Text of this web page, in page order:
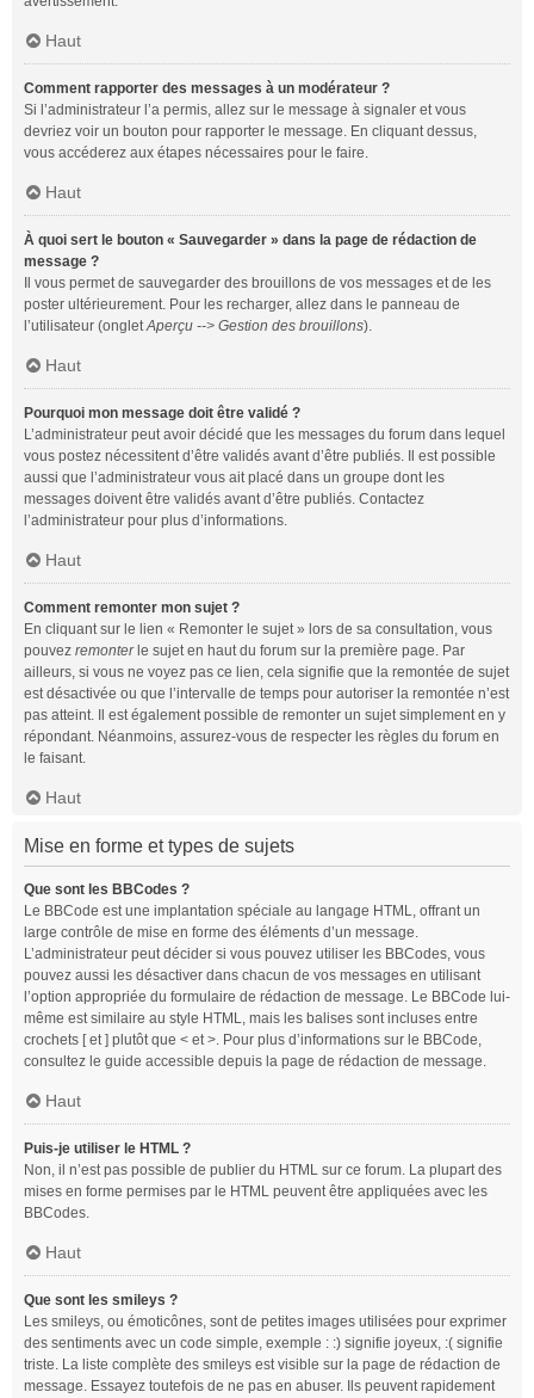
Haut
Comment rapporter des messages à un modérateur ?
Si l’administrateur l’a permis, allez sur le message à signaler et vous
devriez voir un bouton pour rapporter le message. En cliquant dessus,
vous accéderez aux étapes nécessaires pour le faire.
Haut
À quoi sert le bouton « Sauvegarder » dans la page de rédaction de
message ?
Il vous permet de sauvegarder des brouillons de vos messages et de les
poster ultérieurement. Pour les recharger, allez dans le panneau de
l’utilisateur (ongletAperçu --> Gestion des brouillons).
Haut
Pourquoi mon message doit être validé ?
L’administrateur peut avoir décidé que les messages du forum dans lequel
vous postez nécessitent d’être validés avant d’être publiés. Il est possible
aussi que l’administrateur vous ait placé dans un groupe dont les
messages doivent être validés avant d’être publiés. Contactez
l’administrateur pour plus d’informations.
Haut
Comment remonter mon sujet ?
En cliquant sur le lien « Remonter le sujet » lors de sa consultation, vous
pouvez remonterle sujet en haut du forum sur la première page. Par
ailleurs, si vous ne voyez pas ce lien, cela signifie que la remontée de sujet
est désactivée ou que l’intervalle de temps pour autoriser la remontée n’est
pas atteint. Il est également possible de remonter un sujet simplement en y
répondant. Néanmoins, assurez-vous de respecter les règles du forum en
le faisant.
Haut
Mise en forme et types de sujets
Que sont les BBCodes ?
Le BBCode est une implantation spéciale au langage HTML, offrant un
large contrôle de mise en forme des éléments d’un message.
L’administrateur peut décider si vous pouvez utiliser les BBCodes, vous
pouvez aussi les désactiver dans chacun de vos messages en utilisant
l’option appropriée du formulaire de rédaction de message. Le BBCode lui-
même est similaire au style HTML, mais les balises sont incluses entre
crochets [ et ] plutôt que < et >. Pour plus d’informations sur le BBCode,
consultez le guide accessible depuis la page de rédaction de message.
Haut
Puis-je utiliser le HTML ?
Non, il n’est pas possible de publier du HTML sur ce forum. La plupart des
mises en forme permises par le HTML peuvent être appliquées avec les
BBCodes.
Haut
Que sont les smileys ?
Les smileys, ou émoticônes, sont de petites images utilisées pour exprimer
des sentiments avec un code simple, exemple : :) signifie joyeux, :( signifie
triste. La liste complète des smileys est visible sur la page de rédaction de
message. Essayez toutefois de ne pas en abuser. Ils peuvent rapidement